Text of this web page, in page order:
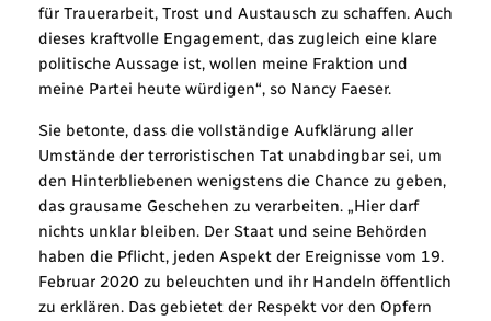
für Trauerarbeit, Trost und Austausch zu schaffen. Auch
dieses kraftvolle Engagement, das zugleich eine klare
politische Aussage ist, wollen meine Fraktion und
meine Partei heute würdigen“, so Nancy Faeser.
Sie betonte, dass die vollständige Aufklärung aller
Umstände der terroristischen Tat unabdingbar sei, um
den Hinterbliebenen wenigstens die Chance zu geben,
das grausame Geschehen zu verarbeiten. „Hier darf
nichts unklar bleiben. Der Staat und seine Behörden
haben die Pflicht, jeden Aspekt der Ereignisse vom 19.
Februar 2020 zu beleuchten und ihr Handeln öffentlich
zu erklären. Das gebietet der Respekt vor den Opfern